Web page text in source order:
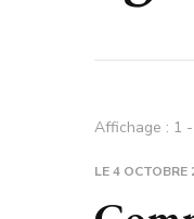
Affichage : 1 -
LE4 OCTOBRE